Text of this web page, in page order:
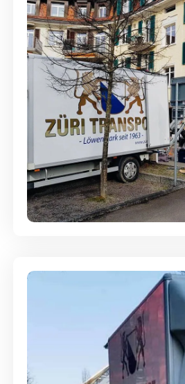
Entsorgung & Räumung